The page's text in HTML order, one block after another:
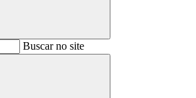
BuscarBuscar no site